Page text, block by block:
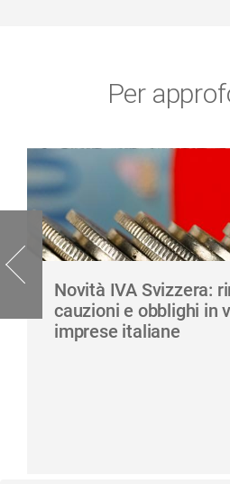
Per
Novità IVA Svizzera:
cauzioni e obblighi in
imprese italiane